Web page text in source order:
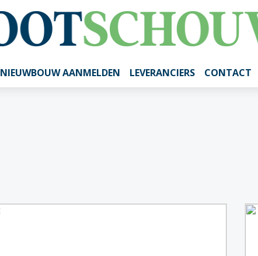
NIEUWBOUW AANMELDEN LEVERANCIERS CONTACT